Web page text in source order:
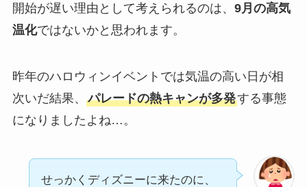
開始が遅い理由として考えられるのは、 9月の高気
温化ではないかと思われます。
昨年のハロウィンイベントでは気温の高い日が相
次いだ結果、 パレードの熱キャンが多発する事態
になりましたよね…。
せっかくディズニーに来たのに、